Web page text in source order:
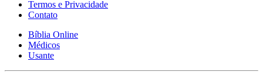
Termos e Privacidade
Contato
Bíblia Online
Médicos
Usante